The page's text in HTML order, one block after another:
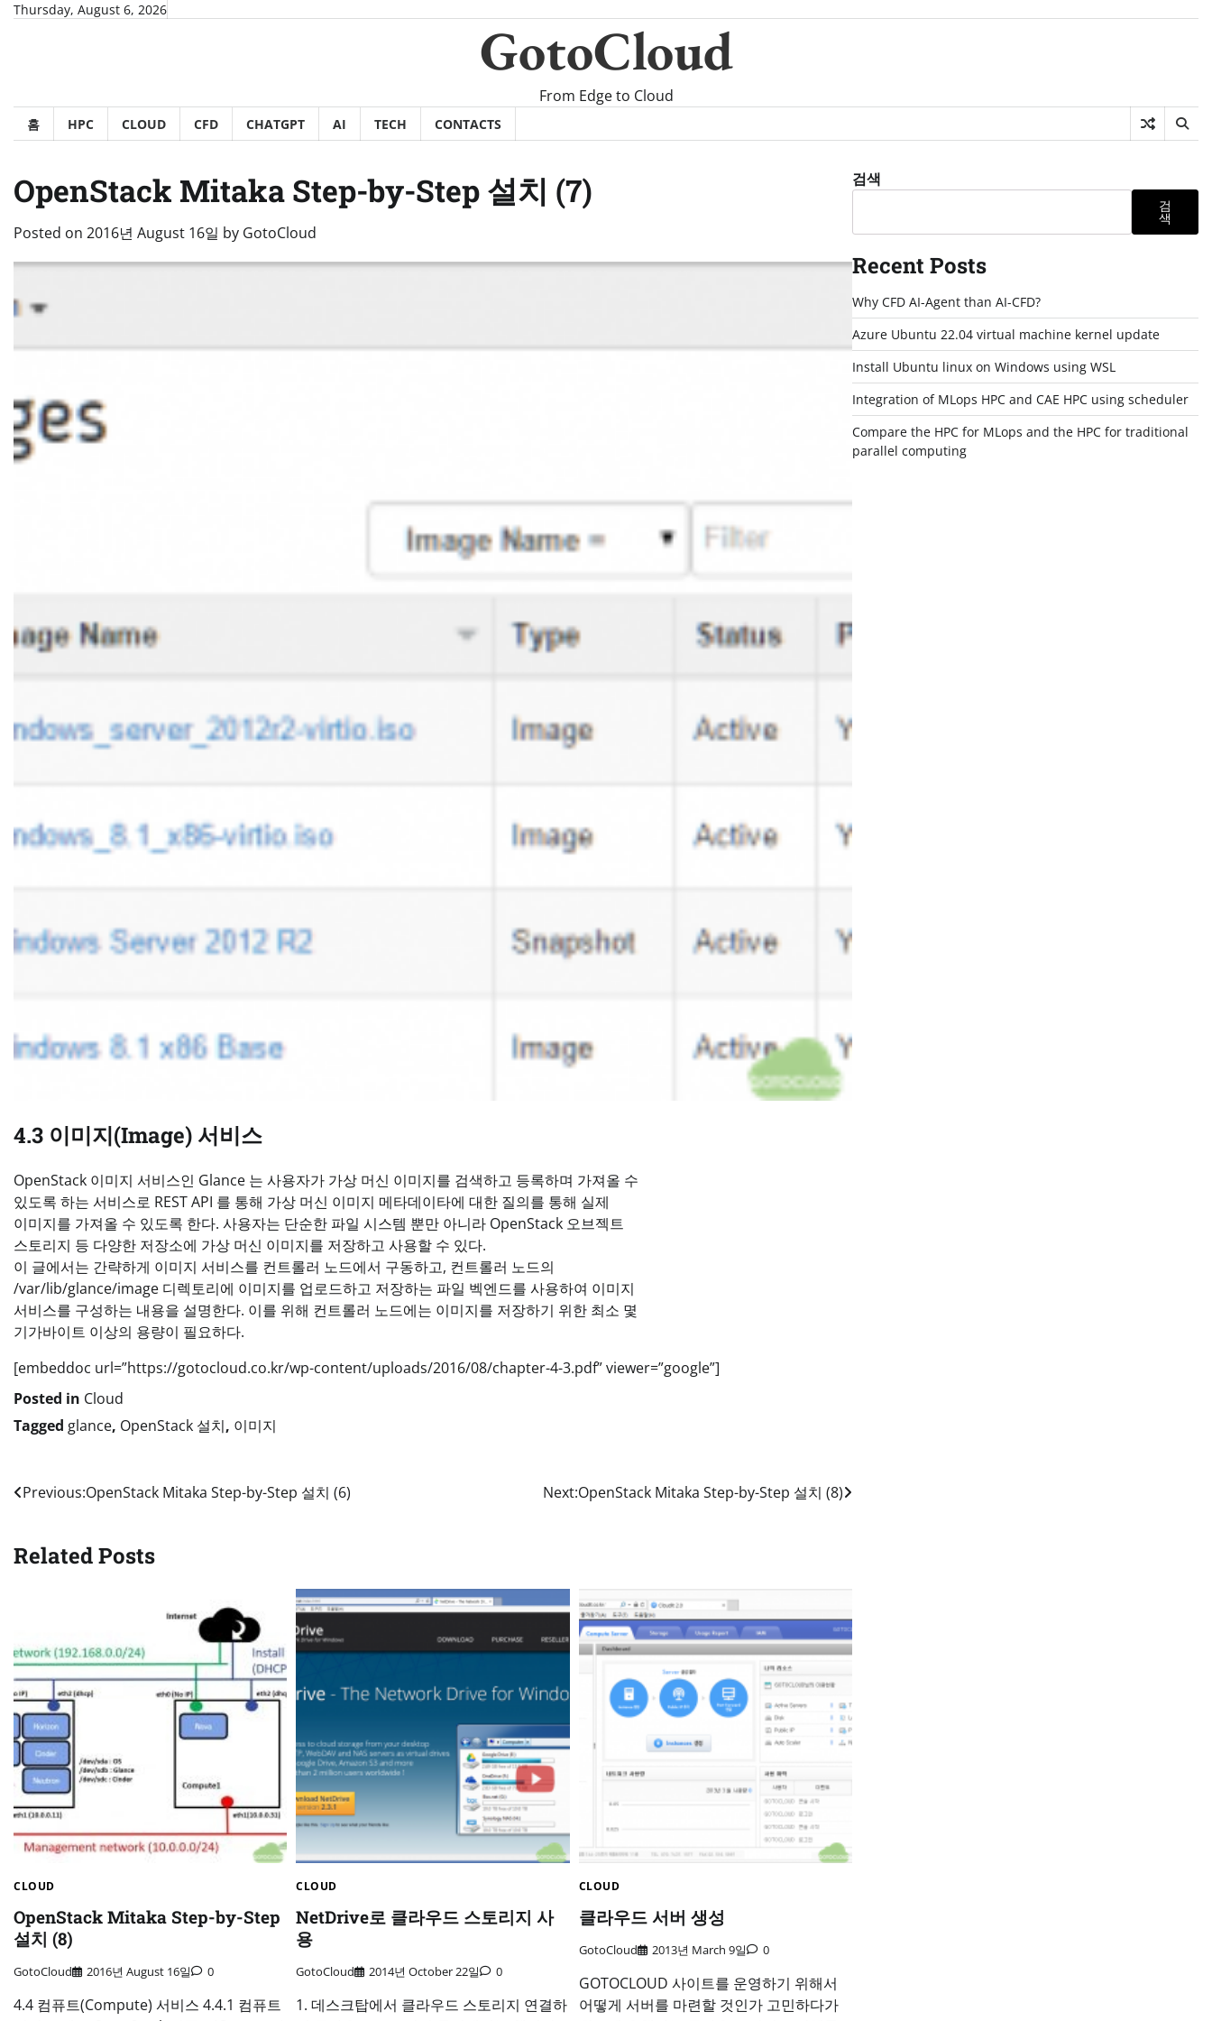
SkipThursday, August 6, 2026
GotoCloud
From Edge to Cloud
홈 HPC CLOUD CFD CHATGPT AI TECH CONTACTS
OpenStack Mitaka Step-by-Step 설치 (7)
Posted on 2016년 August 16일 by GotoCloud
4.3 이미지(Image) 서비스
OpenStack 이미지 서비스인 Glance 는 사용자가 가상 머신 이미지를 검색하고 등록하며 가져올 수
있도록 하는 서비스로 REST API 를 통해 가상 머신 이미지 메타데이타에 대한 질의를 통해 실제
이미지를 가져올 수 있도록 한다. 사용자는 단순한 파일 시스템 뿐만 아니라 OpenStack 오브젝트
스토리지 등 다양한 저장소에 가상 머신 이미지를 저장하고 사용할 수 있다.
이 글에서는 간략하게 이미지 서비스를 컨트롤러 노드에서 구동하고, 컨트롤러 노드의
/var/lib/glance/image 디렉토리에 이미지를 업로드하고 저장하는 파일 벡엔드를 사용하여 이미지
서비스를 구성하는 내용을 설명한다. 이를 위해 컨트롤러 노드에는 이미지를 저장하기 위한 최소 몇
기가바이트 이상의 용량이 필요하다.
[embeddoc url=”https://gotocloud.co.kr/wp-content/uploads/2016/08/chapter-4-3.pdf” viewer=”google”]
Posted in Cloud
Tagged glance, OpenStack 설치, 이미지
Post
Previous:OpenStack Mitaka Step-by-Step 설치 (6) Next:OpenStack Mitaka Step-by-Step 설치 (8)
Related Posts
CLOUD
OpenStack Mitaka Step-by-Step
설치 (8)
GotoCloud 2016년 August 16일 0
4.4 컴퓨트(Compute) 서비스 4.4.1 컴퓨트
CLOUD
NetDrive로 클라우드 스토리지 사
용
GotoCloud 2014년 October 22일 0
1. 데스크탑에서 클라우드 스토리지 연결하
CLOUD
클라우드 서버 생성
GotoCloud 2013년 March 9일 0
GOTOCLOUD 사이트를 운영하기 위해서
어떻게 서버를 마련할 것인가 고민하다가
검색
검
색
Recent Posts
Why CFD AI-Agent than AI-CFD?
Azure Ubuntu 22.04 virtual machine kernel update
Install Ubuntu linux on Windows using WSL
Integration of MLops HPC and CAE HPC using scheduler
Compare the HPC for MLops and the HPC for traditional
parallel computing